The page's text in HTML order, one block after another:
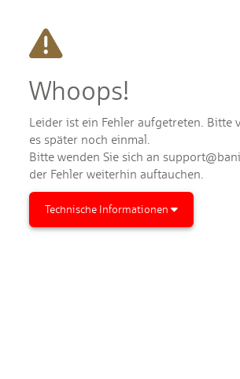
Whoops!
Leider ist ein Fehler aufgetreten. Bitte
es später noch einmal.
Bitte wenden Sie sich an
der Fehler weiterhin auftauchen.
Technische Informationen